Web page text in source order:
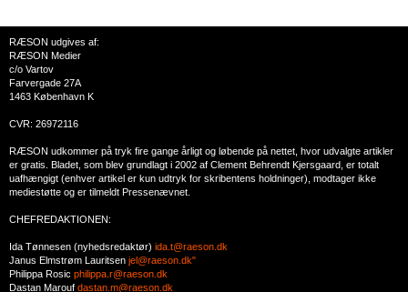
RÆSON udgives af:
RÆSON Medier
c/o Vartov
Farvergade 27A
1463 København K
CVR: 26972116
RÆSON udkommer på tryk fire gange årligt og løbende på nettet, hvor udvalgte artikler
er gratis. Bladet, som blev grundlagt i 2002 af Clement Behrendt Kjersgaard, er totalt
uafhængigt (enhver artikel er kun udtryk for skribentens holdninger), modtager ikke
mediestøtte og er tilmeldt Pressenævnet.
CHEFREDAKTIONEN:
Ida Tønnesen (nyhedsredaktør) ida.t@raeson.dk
Janus Elmstrøm Lauritsen jel@raeson.dk"
Philippa Rosic philippa.r@raeson.dk
Dastan Marouf dastan.m@raeson.dk